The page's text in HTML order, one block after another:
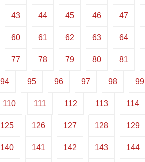
43 44 45 46 47
60 61 62 63 64
77 78 79 80 81
94 95 96 97 98 99
110 111 112 113 114
125 126 127 128 129
140 141 142 143 144